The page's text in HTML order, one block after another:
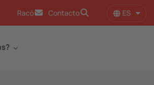
Racó Contacto ES